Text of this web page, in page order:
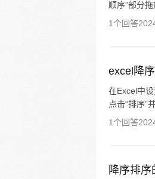
顺序”部分
1个回答
excel降
在Excel中
点击“排序”
1个回答
降序排序